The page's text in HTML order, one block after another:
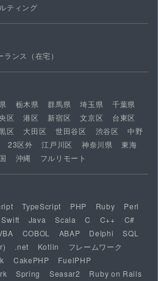
ティング
ランス（在宅）
栃木県 群馬県 埼玉県
千葉県
区 港区 新宿区 文京区
台東区
区 大田区 世田谷区 渋谷区
中野
23区外 江戸川区 神奈川県
東海
沖縄 フルリモート
TypeScript PHP Ruby
Perl
Swift Java Scala C C++
C#
COBOL ABAP Delphi
SQL
.net Kotlin
フレームワーク
CakePHP
FuelPHP
Spring Seasar2
Ruby on Rails